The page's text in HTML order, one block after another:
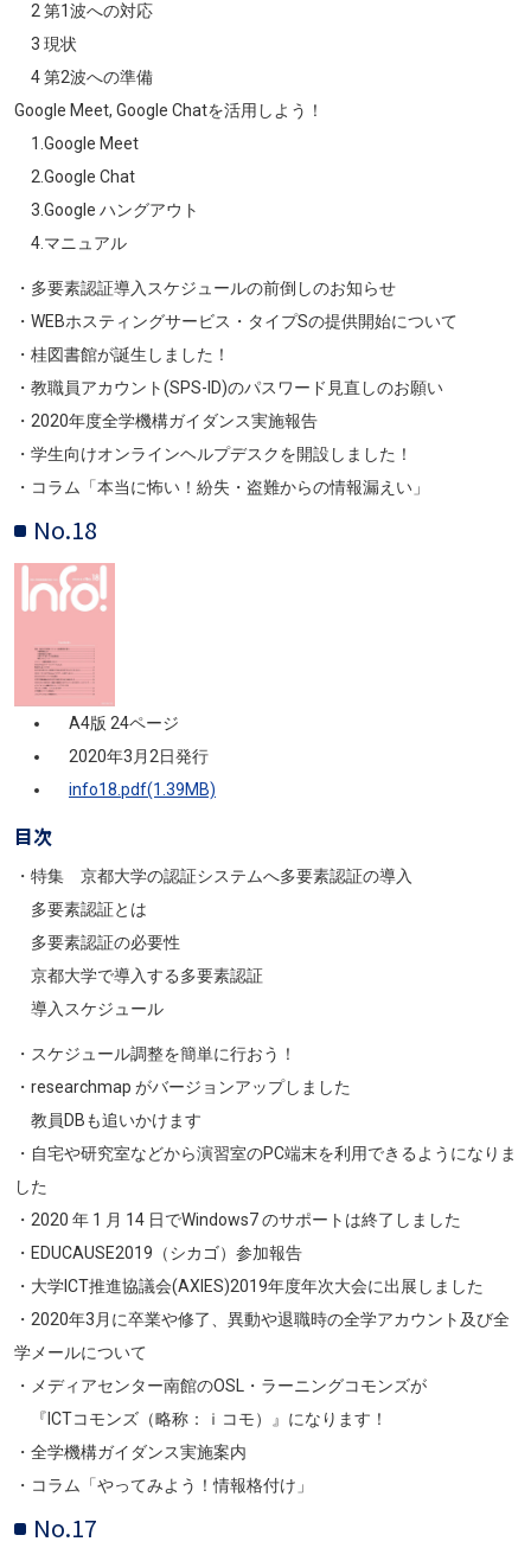
2 第1波への対応
3 現状
4 第2波への準備
Google Meet, Google Chatを活用しよう！
1.Google Meet
2.Google Chat
3.Google ハングアウト
4.マニュアル
・多要素認証導入スケジュールの前倒しのお知らせ
・WEBホスティングサービス・タイプSの提供開始について
・桂図書館が誕生しました！
・教職員アカウント(SPS-ID)のパスワード見直しのお願い
・2020年度全学機構ガイダンス実施報告
・学生向けオンラインヘルプデスクを開設しました！
・コラム「本当に怖い！紛失・盗難からの情報漏えい」
No.18
画像
A4版 24ページ
2020年3月2日発行
info18.pdf(1.39MB)
目次
・特集 京都大学の認証システムへ多要素認証の導入
多要素認証とは
多要素認証の必要性
京都大学で導入する多要素認証
導入スケジュール
・スケジュール調整を簡単に行おう！
・researchmap がバージョンアップしました
教員DBも追いかけます
・自宅や研究室などから演習室のPC端末を利用できるようになりま
した
・2020 年 1 月 14 日でWindows7 のサポートは終了しました
・EDUCAUSE2019（シカゴ）参加報告
・大学ICT推進協議会(AXIES)2019年度年次大会に出展しました
・2020年3月に卒業や修了、異動や退職時の全学アカウント及び全
学メールについて
・メディアセンター南館のOSL・ラーニングコモンズが
『ICTコモンズ（略称：ｉコモ）』になります！
・全学機構ガイダンス実施案内
・コラム「やってみよう！情報格付け」
No.17